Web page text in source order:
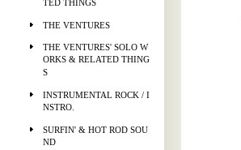
TED THINGS
THE VENTURES
THE VENTURES' SOLO W
ORKS & RELATED THING
S
INSTRUMENTAL ROCK / I
NSTRO.
SURFIN' & HOT ROD SOU
ND